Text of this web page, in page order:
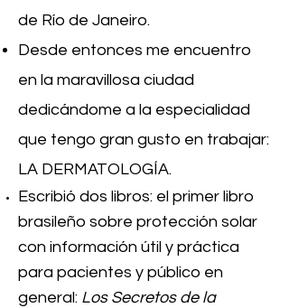
de Río de Janeiro.
Desde entonces me encuentro
en la maravillosa ciudad
dedicándome a la especialidad
que tengo gran gusto en trabajar:
LA DERMATOLOGÍA.
Escribió dos libros: el primer libro
brasileño sobre protección solar
con información útil y práctica
para pacientes y público en
general: Los Secretos de la